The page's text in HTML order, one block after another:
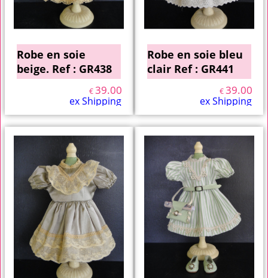
Robe en soie
beige. Ref : GR438
€39.00
ex Shipping
Robe en soie bleu
clair Ref : GR441
€39.00
ex Shipping